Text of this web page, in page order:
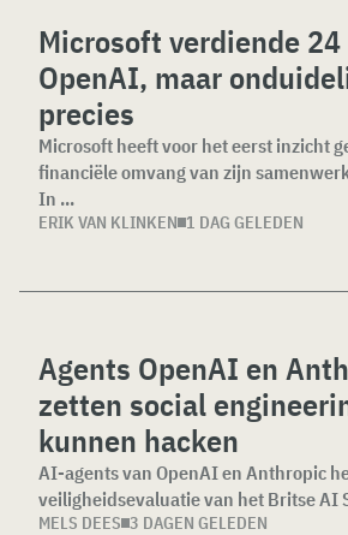
Microsoft verdiende
OpenAI, maar
precies
Microsoft heeft voor het eerst inzicht
financiële omvang van zijn
In ...
ERIK VAN KLINKEN 1 DAG GELEDEN
Agents OpenAI en
zetten social
kunnen hacken
AI-agents van OpenAI en Anthropic
veiligheidsevaluatie van het Britse AI
MELS DEES 3 DAGEN GELEDEN